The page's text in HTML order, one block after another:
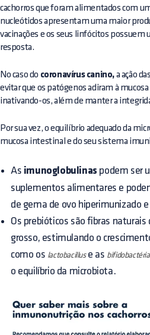
cachorros que foram alimentados com
nucleótidos apresentam uma maior
vacinações e os seus linfócitos possuem
resposta.
No caso do coronavírus canino, a ação
evitar que os patógenos adiram à
inativando-os, além de manter a
Por sua vez, o equilíbrio adequado da
mucosa intestinal e do seu sistema
As imunoglobulinas podem ser
suplementos alimentares e
de gema de ovo hiperimunizado
Os prebióticos são fibras
grosso, estimulando o
como os lactobacilluse as
o equilíbrio da microbiota.